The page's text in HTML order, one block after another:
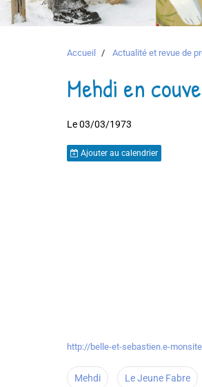
Accueil Actualité et revue de
Mehdi en
Le 03/03/1973
Ajouter au calendrier
http://belle-et-sebastien.e-
Mehdi Le Jeune Fabre